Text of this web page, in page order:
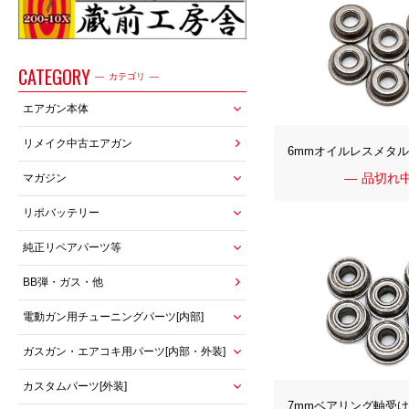
CATEGORY カテゴリ
エアガン本体
リメイク中古エアガン
マガジン
リポバッテリー
純正リペアパーツ等
BB弾・ガス・他
電動ガン用チューニングパーツ[内部]
ガスガン・エアコキ用パーツ[内部・外装]
カスタムパーツ[外装]
6mmオイルレスメタ
品切れ
7mmベアリング軸受け